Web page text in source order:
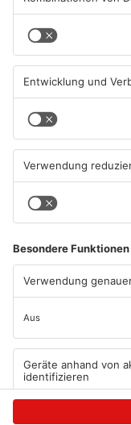
04.08.2026, 15:07 UHR IN
PRIMAVERALAND